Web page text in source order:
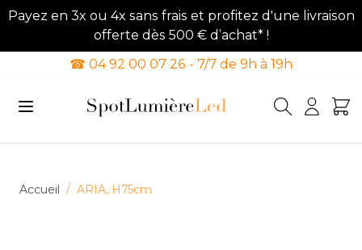
Payez en 3x ou 4x sans frais et profitez d'une livraison
offerte dès 500 € d’achat* !
☎ 04 92 00 07 26 - 7/7 de 9h à 19h
Accueil / ARIA, H75cm